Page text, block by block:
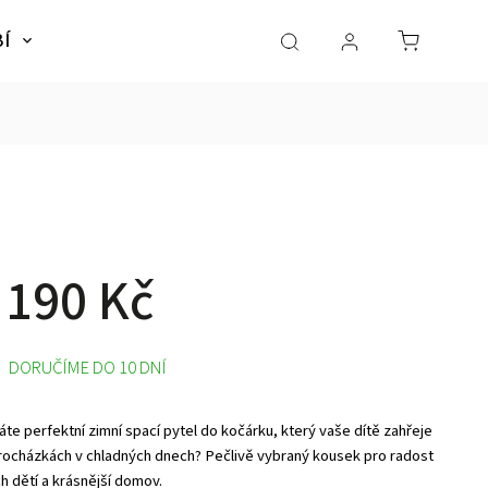
SLADKÉ SNY Dárky pro
Kč
perfektní zimní spací pytel do kočárku, který vaše dítě zahřeje
v chladných dnech? Pečlivě vybraný kousek pro radost
dětí a krásnější domov.
DORUČÍME DO 10 DNÍ